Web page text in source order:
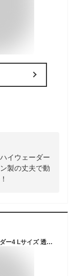
イウェーダー
製の丈夫で動
PBW-512_L パズデザイン BS チェストハイウェーダー4 Lサイズ 透湿タイプ(チャコール) Pazdesign BS CHEST HIGH WADER IV